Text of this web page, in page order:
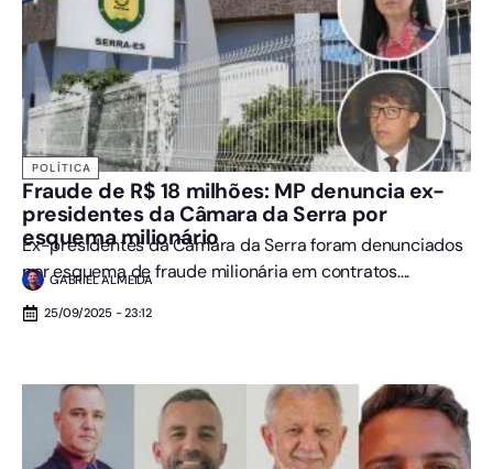
POLÍTICA
Fraude de R$ 18 milhões: MP denuncia ex-
presidentes da Câmara da Serra por
esquema milionário
Ex-presidentes da Câmara da Serra foram denunciados
por esquema de fraude milionária em contratos....
GABRIEL ALMEIDA
25/09/2025 - 23:12